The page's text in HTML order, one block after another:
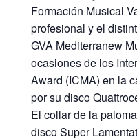
Formación Musical
profesional y el
GVA Mediterranew
ocasiones de los
Award (ICMA) en la
por su disco
El collar de la
disco Super